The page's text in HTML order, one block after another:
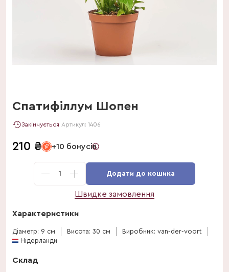
Спатифіллум Шопен
Закінчується Артикул: 1406
210 ₴ +10 бонусів
1 Додати до кошика
Швидке замовлення
Характеристики
Діаметр: 9 см Висота: 30 см
Виробник: van-der-voort
Нідерланди
Склад